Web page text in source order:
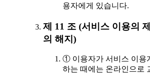
용자에게 있습니다.
제 11 조 (서비스 이용의
의 해지)
① 이용자가 서비스 이용
하는 때에는 온라인으로